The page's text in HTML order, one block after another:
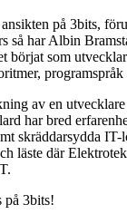
på 3bits,
så har Albin
börjat som
av en
har bred
skräddarsydda
läste där
på 3bits!